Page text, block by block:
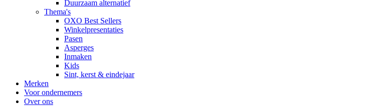
Duurzaam alternatief
Thema's
OXO Best Sellers
Winkelpresentaties
Pasen
Asperges
Inmaken
Kids
Sint, kerst & eindejaar
Merken
Voor ondernemers
Over ons